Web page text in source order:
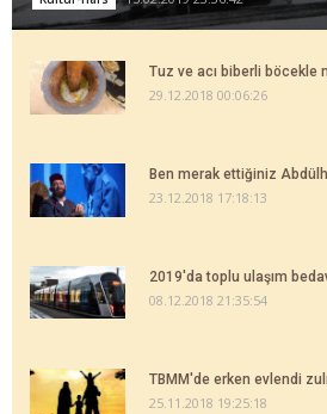
Tuz ve acı biberli böcekle
29.12.2018 00:06:26
Ben merak ettiğiniz
23.12.2018 17:18:13
2019'da toplu ulaşım
08.12.2018 21:35:54
TBMM'de erken evlendi
25.11.2018 19:25:18